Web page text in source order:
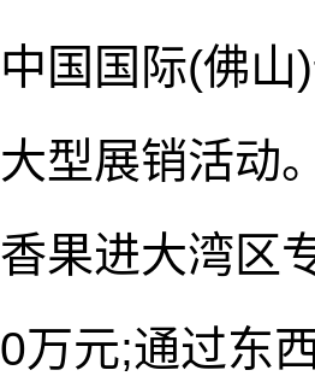
中国国际(佛
大型展销活动
香果进大湾区
0万元;通过东